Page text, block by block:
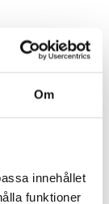
Om
innehållet
funktioner
till GPS